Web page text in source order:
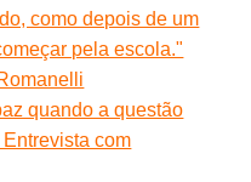
como depois de um
pela escola."
quando a questão
com